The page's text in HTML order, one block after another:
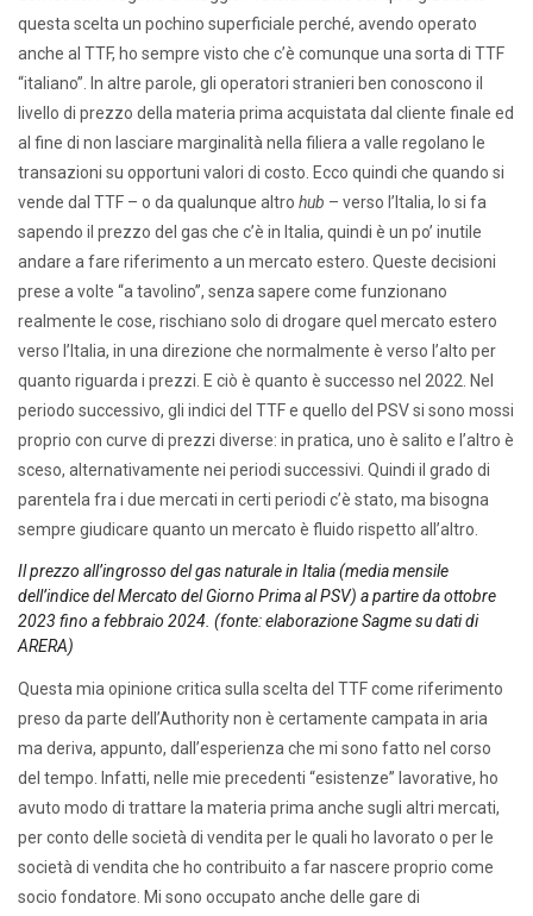
questa scelta un pochino superficiale perché, avendo operato
anche al TTF, ho sempre visto che c’è comunque una sorta di TTF
“italiano”. In altre parole, gli operatori stranieri ben conoscono il
livello di prezzo della materia prima acquistata dal cliente finale ed
al fine di non lasciare marginalità nella filiera a valle regolano le
transazioni su opportuni valori di costo. Ecco quindi che quando si
vende dal TTF – o da qualunque altro hub – verso l’Italia, lo si fa
sapendo il prezzo del gas che c’è in Italia, quindi è un po’ inutile
andare a fare riferimento a un mercato estero. Queste decisioni
prese a volte “a tavolino”, senza sapere come funzionano
realmente le cose, rischiano solo di drogare quel mercato estero
verso l’Italia, in una direzione che normalmente è verso l’alto per
quanto riguarda i prezzi. E ciò è quanto è successo nel 2022. Nel
periodo successivo, gli indici del TTF e quello del PSV si sono mossi
proprio con curve di prezzi diverse: in pratica, uno è salito e l’altro è
sceso, alternativamente nei periodi successivi. Quindi il grado di
parentela fra i due mercati in certi periodi c’è stato, ma bisogna
sempre giudicare quanto un mercato è fluido rispetto all’altro.
Il prezzo all’ingrosso del gas naturale in Italia (media mensile
dell’indice del Mercato del Giorno Prima al PSV) a partire da ottobre
2023 fino a febbraio 2024. (fonte: elaborazione Sagme su dati di
ARERA)
Questa mia opinione critica sulla scelta del TTF come riferimento
preso da parte dell’Authority non è certamente campata in aria
ma deriva, appunto, dall’esperienza che mi sono fatto nel corso
del tempo. Infatti, nelle mie precedenti “esistenze” lavorative, ho
avuto modo di trattare la materia prima anche sugli altri mercati,
per conto delle società di vendita per le quali ho lavorato o per le
società di vendita che ho contribuito a far nascere proprio come
socio fondatore. Mi sono occupato anche delle gare di